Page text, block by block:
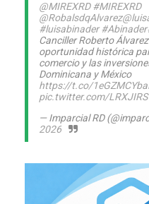
@MIREXRD #MIREXRD
@RobalsdqAlvarez
#luisabinader #Abinader
Canciller Roberto
oportunidad histórica
comercio y las
Dominicana y México
https://t.co/
pic.twitter.com/
— Imparcial RD
2026